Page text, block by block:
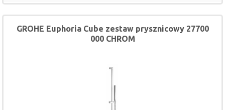
GROHE Euphoria Cube zestaw prysznicowy 27700
000 CHROM